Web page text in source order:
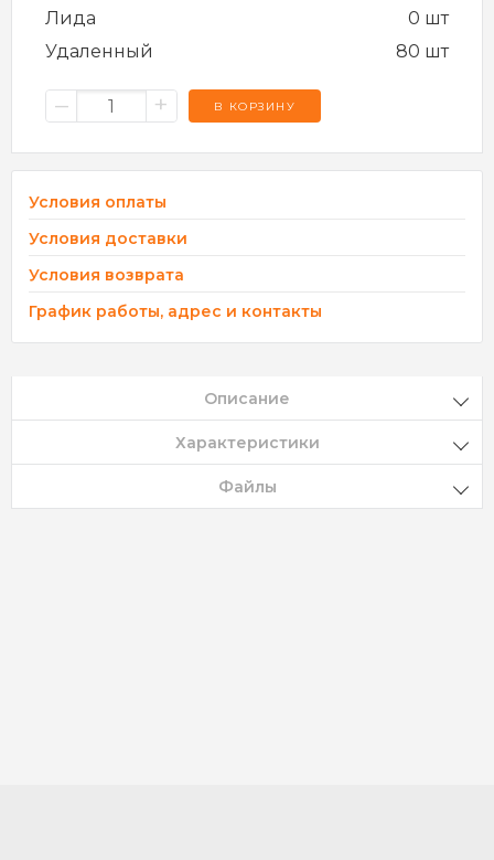
Лида
0 шт
Удаленный
80 шт
– + В КОРЗИНУ
Условия оплаты
Условия доставки
Условия возврата
График работы, адрес и контакты
Описание
Характеристики
Файлы